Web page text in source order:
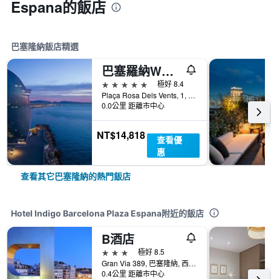
Espana的飯店
巴塞隆納飯店精選
巴塞羅納W酒店
5星級
極好 8.4
Plaça Rosa Dels Vents, 1, 巴塞隆納, 西班牙
0.0公里 距離市中心
NT$14,818
查看優
惠
查看其它巴塞隆納的熱門飯店
Hotel Indigo Barcelona Plaza Espana附近的飯店
B酒店
3星級
極好 8.5
Gran Via 389, 巴塞隆納, 西班牙
0.4公里 距離市中心